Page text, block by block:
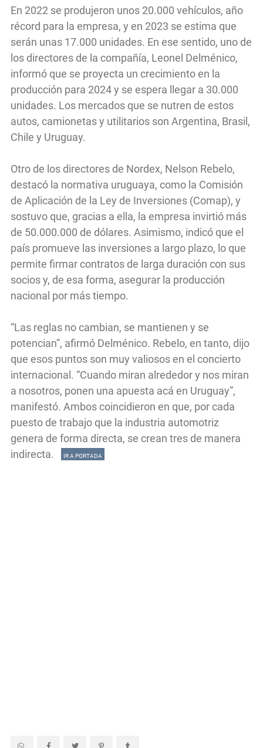
En 2022 se produjeron unos 20.000 vehículos, año
récord para la empresa, y en 2023 se estima que
serán unas 17.000 unidades. En ese sentido, uno de
los directores de la compañía, Leonel Delménico,
informó que se proyecta un crecimiento en la
producción para 2024 y se espera llegar a 30.000
unidades. Los mercados que se nutren de estos
autos, camionetas y utilitarios son Argentina, Brasil,
Chile y Uruguay.
Otro de los directores de Nordex, Nelson Rebelo,
destacó la normativa uruguaya, como la Comisión
de Aplicación de la Ley de Inversiones (Comap), y
sostuvo que, gracias a ella, la empresa invirtió más
de 50.000.000 de dólares. Asimismo, indicó que el
país promueve las inversiones a largo plazo, lo que
permite firmar contratos de larga duración con sus
socios y, de esa forma, asegurar la producción
nacional por más tiempo.
“Las reglas no cambian, se mantienen y se
potencian”, afirmó Delménico. Rebelo, en tanto, dijo
que esos puntos son muy valiosos en el concierto
internacional. “Cuando miran alrededor y nos miran
a nosotros, ponen una apuesta acá en Uruguay”,
manifestó. Ambos coincidieron en que, por cada
puesto de trabajo que la industria automotriz
genera de forma directa, se crean tres de manera
indirecta.
IR A PORTADA